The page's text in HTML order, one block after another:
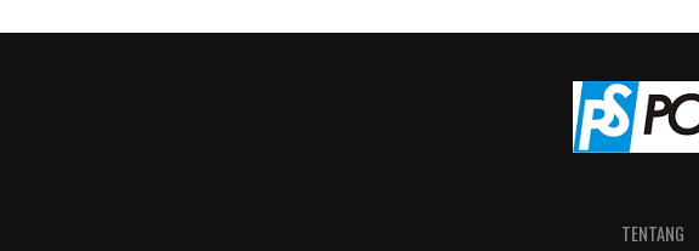
TENTANG